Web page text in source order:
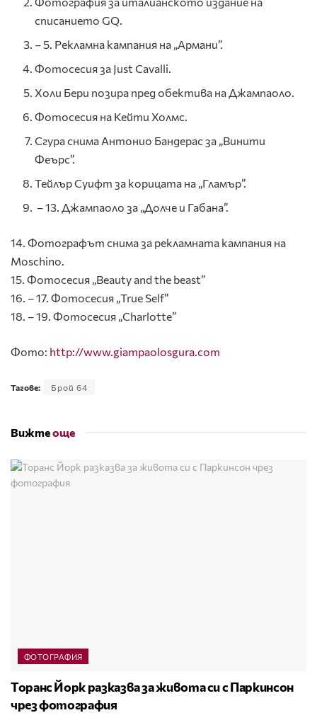
списанието GQ.
– 5. Рекламна кампания на „Армани”.
Фотосесия за Just Cavalli.
Хoли Бери позира пред обектива на Джампаоло.
Фотосесия на Кейти Холмс.
Сгура снима Антонио Бандерас за „Винити
Феърс”.
Тейлър Суифт за корицата на „Гламър”.
– 13. Джампаоло за „Долче и Габана”.
14. Фотографът снима за рекламната кампания на
Moschino.
15. Фотосесия „Beauty and the beast”
16. – 17. Фотосесия „True Self”
18. – 19. Фотосесия „Charlotte”
Фото: http://www.giampaolosgura.com
Тагове: Брой 64
Вижтеоще
ФОТОГРАФИЯ
Торанс Йорк разказва за живота си с Паркинсон
чрез фотография